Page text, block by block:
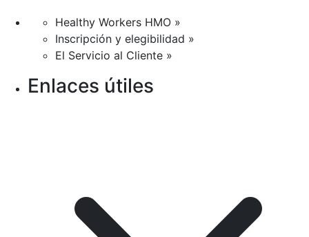
Healthy Workers HMO »
Inscripción y elegibilidad »
El Servicio al Cliente »
Enlaces útiles